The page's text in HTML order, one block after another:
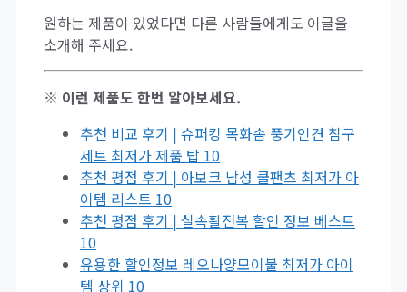
원하는 제품이 있었다면 다른 사람들에게도 이글을
소개해 주세요.
※ 이런 제품도 한번 알아보세요.
추천 비교 후기 | 슈퍼킹 목화솜 풍기인견 침구
세트 최저가 제품 탑 10
추천 평점 후기 | 아보크 남성 쿨팬츠 최저가 아
이템 리스트 10
추천 평점 후기 | 실속활전복 할인 정보 베스트
10
유용한 할인정보 레오나양모이불 최저가 아이
템 상위 10